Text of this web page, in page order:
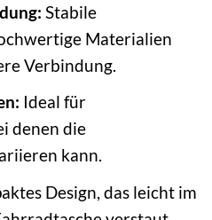
Stabile
Materialien
Verbindung.
Ideal für
denen die
kann.
Design, das leicht im